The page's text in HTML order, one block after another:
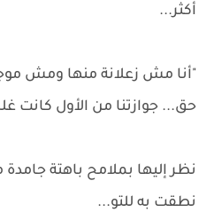
أكثر...
"أنا مش زعلانة منها ومش
حق... جوازتنا من الأول كانت
نظر إليها بملامح باهتة
نطقت به للتو...